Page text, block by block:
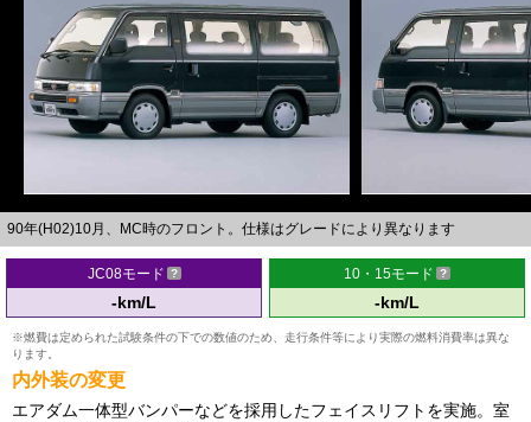
90年(H02)10月、MC時のフロント。仕様はグレードにより異なります
JC08モード
-km/L
10・15モード
-km/L
※燃費は定められた試験条件の下での数値のため、走行条件等により実際の燃料消費率は異な
ります。
内外装の変更
エアダム一体型バンパーなどを採用したフェイスリフトを実施。室